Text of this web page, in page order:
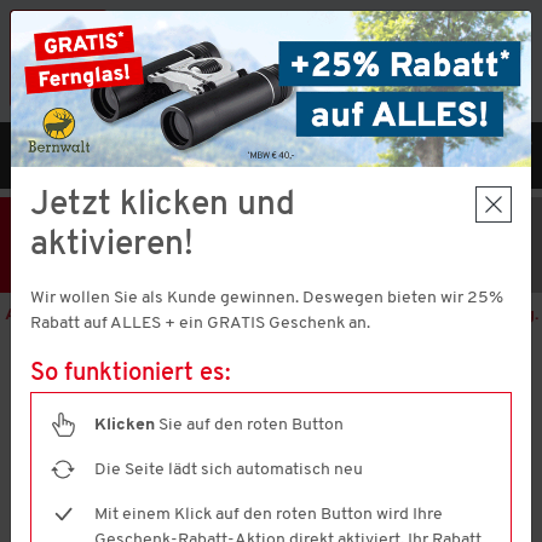
Vorteilshop App:
Jetzt neu!
Gleich herunterladen
×
MENÜ
25% Rabatt
+ Geschenk
Code V51373 einlösen!
Aktion nur noch 1 Tage 17 Stunden 52 Minuten 58 Sekunden gültig.
U.S. Polo Assn.
von
Sternen,
Jetzt klicken und
aktivieren!
Wir wollen Sie als Kunde gewinnen. Deswegen bieten wir 25%
Rabatt auf ALLES + ein GRATIS Geschenk an.
So funktioniert es:
Klicken Sie auf den roten Button
Die Seite lädt sich automatisch neu
Mit einem Klick auf den roten Button wird Ihre